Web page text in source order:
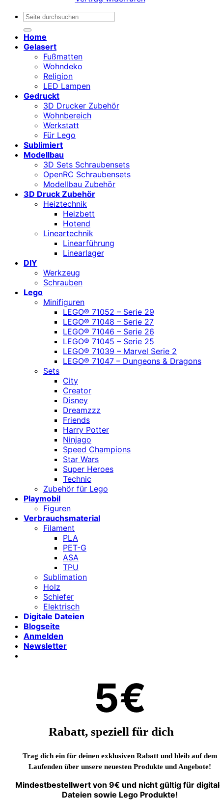
Suchen
Home
Gelasert
Fußmatten
Wohndeko
Religion
LED Lampen
Gedruckt
3D Drucker Zubehör
Wohnbereich
Werkstatt
Für Lego
Sublimiert
Modellbau
3D Sets Schraubensets
OpenRC Schraubensets
Modellbau Zubehör
3D Druck Zubehör
Heiztechnik
Heizbett
Hotend
Lineartechnik
Linearführung
Linearlager
DIY
Werkzeug
Schrauben
Lego
Minifiguren
LEGO® 71052 – Serie 29
LEGO® 71048 – Serie 27
LEGO® 71046 – Serie 26
LEGO® 71045 – Serie 25
LEGO® 71039 – Marvel Serie 2
LEGO® 71047 – Dungeons & Dragons
Sets
City
Creator
Disney
Dreamzzz
Friends
Harry Potter
Ninjago
Speed Champions
Star Wars
Super Heroes
Technic
Zubehör für Lego
Playmobil
Figuren
Verbrauchsmaterial
Filament
PLA
PET-G
ASA
TPU
Sublimation
Holz
Schiefer
Elektrisch
Digitale Dateien
Blogseite
Anmelden
Newsletter
5€
Rabatt, speziell für dich
Trag dich ein für deinen exklusiven Rabatt und bleib auf dem
Laufenden über unsere neuesten Produkte und Angebote!
Mindestbestellwert von 9€ und nicht gültig für
Dateien sowie Lego Produkte!